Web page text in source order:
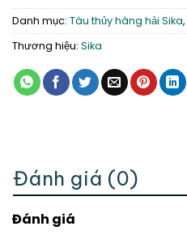
Danh mục: Tàu thủy hàng hải Sika,
Thương hiệu: Sika
Đánh giá (0)
Đánh giá